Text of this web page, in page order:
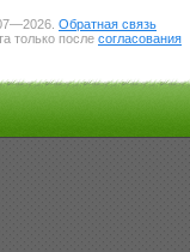
Обратная связь
только после согласования